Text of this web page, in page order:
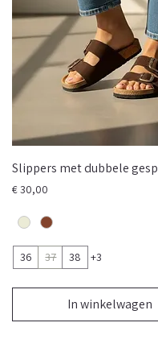
Slippers met dubbele gesp
Prijs
€ 30,00
36 37 38 +3
In winkelwagen